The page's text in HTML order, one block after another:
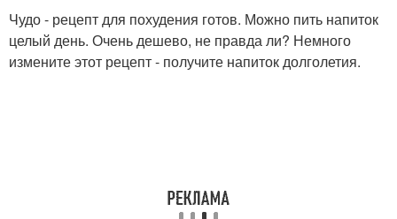
Чудо - рецепт для похудения готов. Можно пить напиток
целый день. Очень дешево, не правда ли? Немного
измените этот рецепт - получите напиток долголетия.